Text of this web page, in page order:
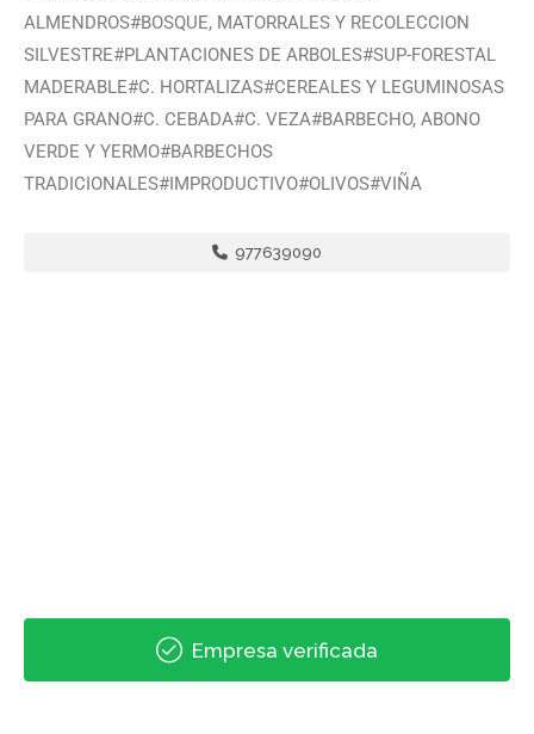
ALMENDROS#BOSQUE, MATORRALES Y RECOLECCION
SILVESTRE#PLANTACIONES DE ARBOLES#SUP-FORESTAL
MADERABLE#C. HORTALIZAS#CEREALES Y LEGUMINOSAS
PARA GRANO#C. CEBADA#C. VEZA#BARBECHO, ABONO
VERDE Y YERMO#BARBECHOS
TRADICIONALES#IMPRODUCTIVO#OLIVOS#VIÑA
977639090
Empresa verificada